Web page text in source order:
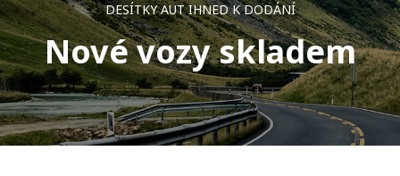
DESÍTKY AUT IHNED K DODÁNÍ
Nové vozy skladem